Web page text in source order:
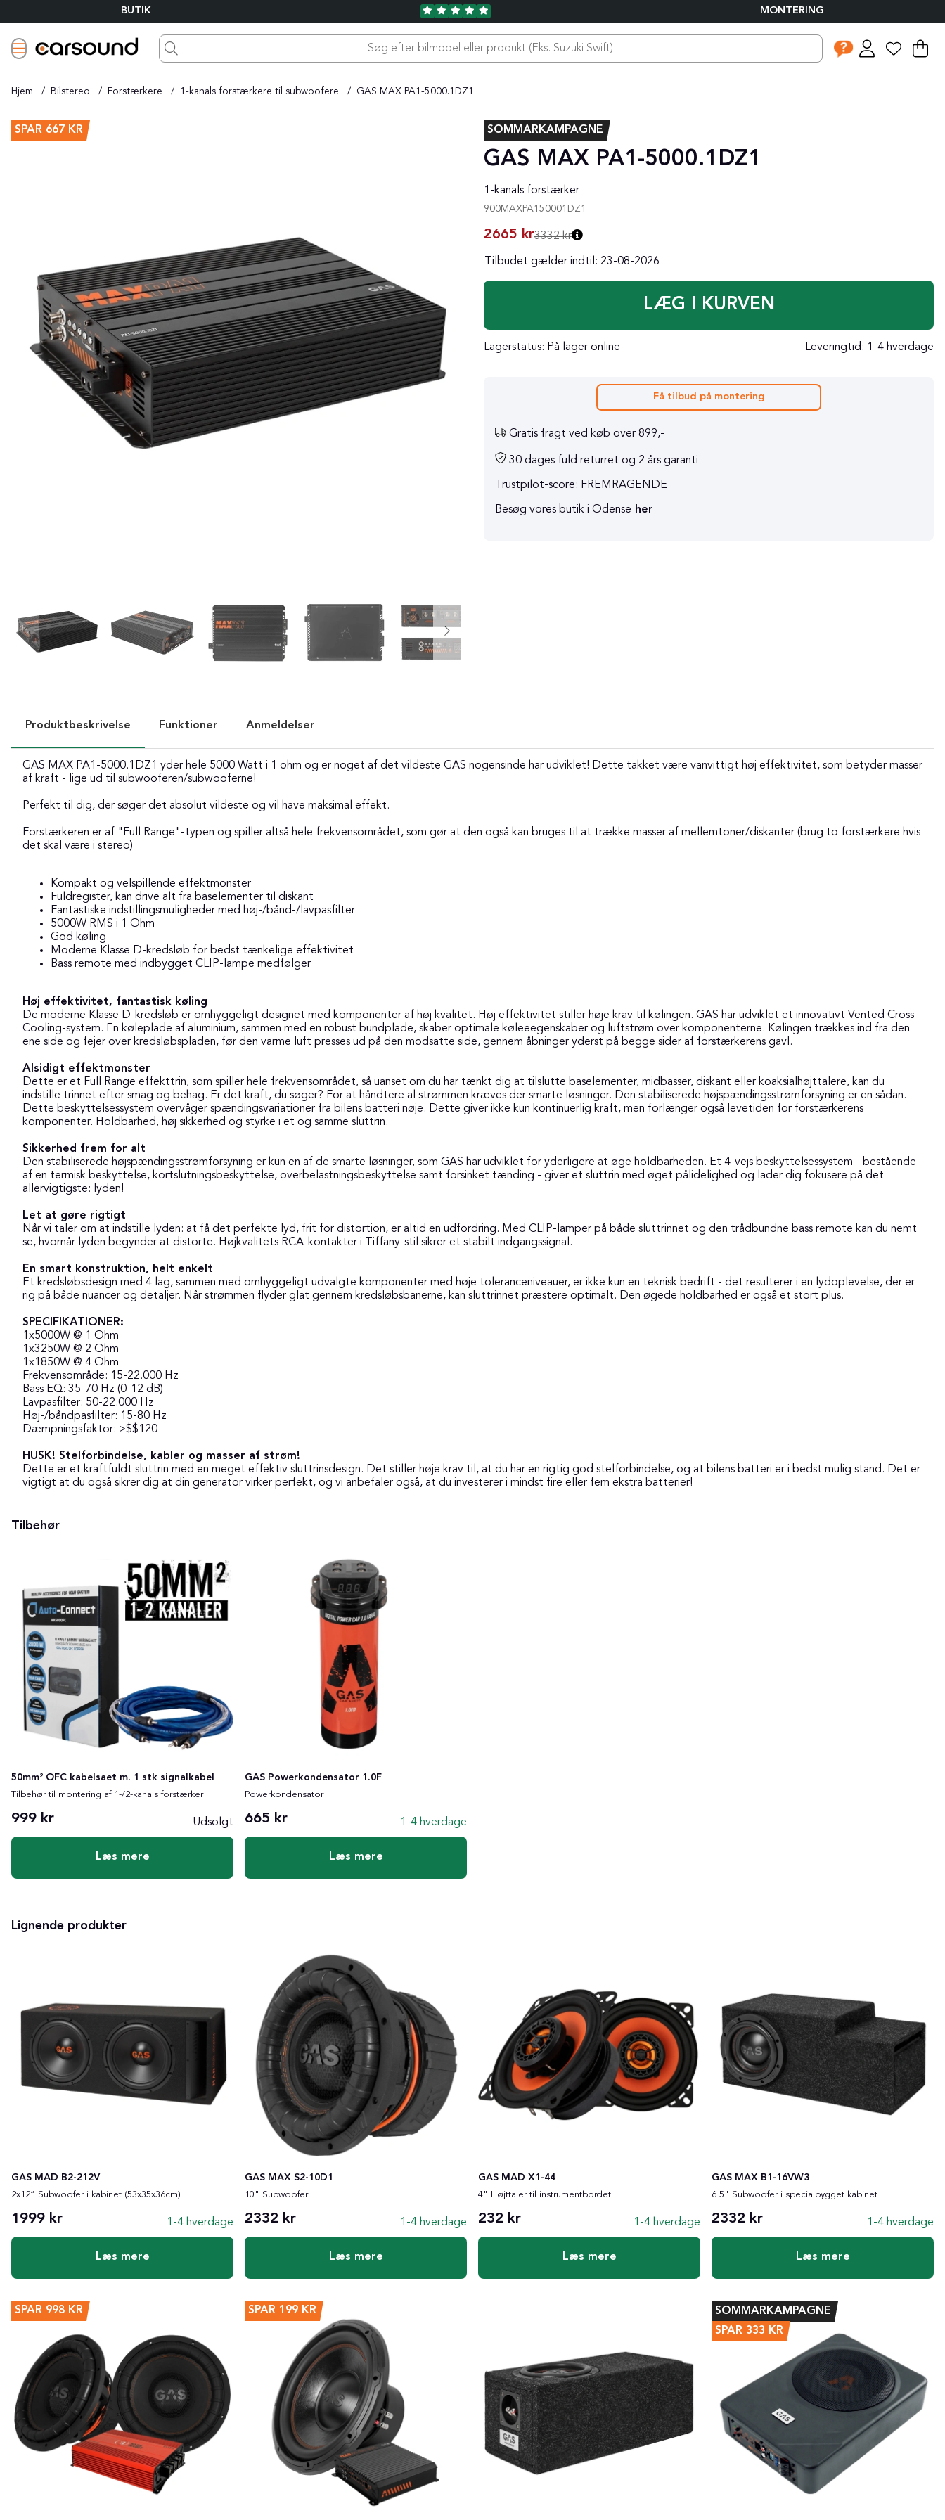
BUTIK MONTERING
.
Hjem Bilstereo Forstærkere 1-kanals forstærkere til subwoofere GAS MAX PA1-5000.1DZ1
SPAR 667 KR
Produktbilleder SOMMARKAMPAGNE
GAS MAX PA1-5000.1DZ1
1-kanals forstærker
900MAXPA150001DZ1
2665 kr3332 kr
Tilbudet gælder indtil: 23-08-2026
Lagerstatus: På lager online Leveringtid: 1-4 hverdage
Få tilbud på montering
Gratis fragt ved køb over 899,-
30 dages fuld returret og 2 års garanti
Trustpilot-score: FREMRAGENDE
Besøg vores butik i Odense her
Produktbeskrivelse Funktioner Anmeldelser
GAS MAX PA1-5000.1DZ1 yder hele 5000 Watt i 1 ohm og er noget af det vildeste GAS nogensinde har udviklet! Dette takket være vanvittigt høj effektivitet, som betyder masser
af kraft - lige ud til subwooferen/subwooferne!
Perfekt til dig, der søger det absolut vildeste og vil have maksimal effekt.
Forstærkeren er af "Full Range"-typen og spiller altså hele frekvensområdet, som gør at den også kan bruges til at trække masser af mellemtoner/diskanter (brug to forstærkere hvis
det skal være i stereo)
Kompakt og velspillende effektmonster
Fuldregister, kan drive alt fra baselementer til diskant
Fantastiske indstillingsmuligheder med høj-/bånd-/lavpasfilter
5000W RMS i 1 Ohm
God køling
Moderne Klasse D-kredsløb for bedst tænkelige effektivitet
Bass remote med indbygget CLIP-lampe medfølger
Høj effektivitet, fantastisk køling
De moderne Klasse D-kredsløb er omhyggeligt designet med komponenter af høj kvalitet. Høj effektivitet stiller høje krav til kølingen. GAS har udviklet et innovativt Vented Cross
Cooling-system. En køleplade af aluminium, sammen med en robust bundplade, skaber optimale køleeegenskaber og luftstrøm over komponenterne. Kølingen trækkes ind fra den
ene side og fejer over kredsløbspladen, før den varme luft presses ud på den modsatte side, gennem åbninger yderst på begge sider af forstærkerens gavl.
Alsidigt effektmonster
Dette er et Full Range effekttrin, som spiller hele frekvensområdet, så uanset om du har tænkt dig at tilslutte baselementer, midbasser, diskant eller koaksialhøjttalere, kan du
indstille trinnet efter smag og behag. Er det kraft, du søger? For at håndtere al strømmen kræves der smarte løsninger. Den stabiliserede højspændingsstrømforsyning er en sådan.
Dette beskyttelsessystem overvåger spændingsvariationer fra bilens batteri nøje. Dette giver ikke kun kontinuerlig kraft, men forlænger også levetiden for forstærkerens
komponenter. Holdbarhed, høj sikkerhed og styrke i et og samme sluttrin.
Sikkerhed frem for alt
Den stabiliserede højspændingsstrømforsyning er kun en af de smarte løsninger, som GAS har udviklet for yderligere at øge holdbarheden. Et 4-vejs beskyttelsessystem - bestående
af en termisk beskyttelse, kortslutningsbeskyttelse, overbelastningsbeskyttelse samt forsinket tænding - giver et sluttrin med øget pålidelighed og lader dig fokusere på det
allervigtigste: lyden!
Let at gøre rigtigt
Når vi taler om at indstille lyden: at få det perfekte lyd, frit for distortion, er altid en udfordring. Med CLIP-lamper på både sluttrinnet og den trådbundne bass remote kan du nemt
se, hvornår lyden begynder at distorte. Højkvalitets RCA-kontakter i Tiffany-stil sikrer et stabilt indgangssignal.
En smart konstruktion, helt enkelt
Et kredsløbsdesign med 4 lag, sammen med omhyggeligt udvalgte komponenter med høje toleranceniveauer, er ikke kun en teknisk bedrift - det resulterer i en lydoplevelse, der er
rig på både nuancer og detaljer. Når strømmen flyder glat gennem kredsløbsbanerne, kan sluttrinnet præstere optimalt. Den øgede holdbarhed er også et stort plus.
SPECIFIKATIONER:
1x5000W @ 1 Ohm
1x3250W @ 2 Ohm
1x1850W @ 4 Ohm
Frekvensområde: 15-22.000 Hz
Bass EQ: 35-70 Hz (0-12 dB)
Lavpasfilter: 50-22.000 Hz
Høj-/båndpasfilter: 15-80 Hz
Dæmpningsfaktor: >$$120
HUSK! Stelforbindelse, kabler og masser af strøm!
Dette er et kraftfuldt sluttrin med en meget effektiv sluttrinsdesign. Det stiller høje krav til, at du har en rigtig god stelforbindelse, og at bilens batteri er i bedst mulig stand. Det er
vigtigt at du også sikrer dig at din generator virker perfekt, og vi anbefaler også, at du investerer i mindst fire eller fem ekstra batterier!
Tilbehør
50mm² OFC kabelsaet m. 1 stk signalkabel
Tilbehør til montering af 1-/2-kanals forstærker
999 kr Udsolgt
Læs mere
GAS Powerkondensator 1.0F
Powerkondensator
665 kr 1-4 hverdage
Læs mere
Lignende produkter
GAS MAD B2-212V
2x12” Subwoofer i kabinet (53x35x36cm)
1999 kr 1-4 hverdage
Læs mere
GAS MAX S2-10D1
10" Subwoofer
2332 kr 1-4 hverdage
Læs mere
GAS MAD X1-44
4" Højttaler til instrumentbordet
232 kr 1-4 hverdage
Læs mere
GAS MAX B1-16VW3
6.5" Subwoofer i specialbygget kabinet
2332 kr 1-4 hverdage
Læs mere
SPAR 998 KR SPAR 199 KR
SOMMARKAMPAGNE
SPAR 333 KR